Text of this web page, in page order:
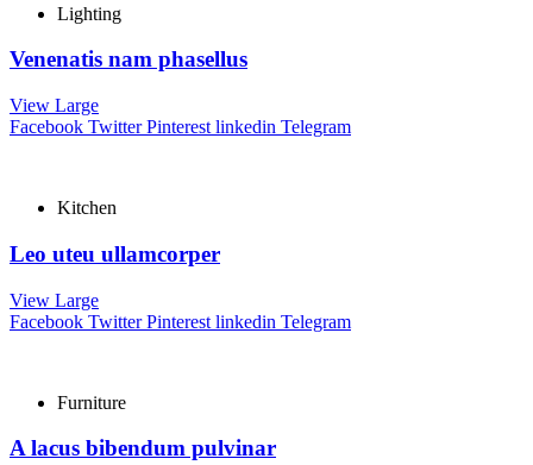
Lighting
Venenatis nam phasellus
View Large
Facebook Twitter Pinterest linkedin Telegram
Kitchen
Leo uteu ullamcorper
View Large
Facebook Twitter Pinterest linkedin Telegram
Furniture
A lacus bibendum pulvinar